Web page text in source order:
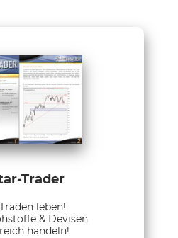
Trader
leben!
& Devisen
handeln!